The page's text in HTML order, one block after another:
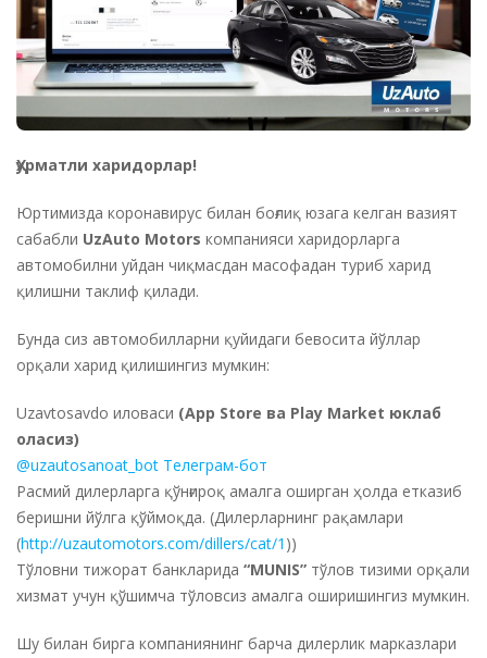
Ҳурматли харидорлар!
Юртимизда коронавирус билан боғлиқ юзага келган вазият
сабабли UzAuto Motors компанияси харидорларга
автомобилни уйдан чиқмасдан масофадан туриб харид
қилишни таклиф қилади.
Бунда сиз автомобилларни қуйидаги бевосита йўллар
орқали харид қилишингиз мумкин:
Uzavtosavdo иловаси (App Store ва Play Market юклаб
оласиз)
@uzautosanoat_bot Телеграм-бот
Расмий дилерларга қўнғироқ амалга оширган ҳолда етказиб
беришни йўлга қўймоқда. (Дилерларнинг рақамлари
(http://uzautomotors.com/dillers/cat/1 ))
Тўловни тижорат банкларида “MUNIS” тўлов тизими орқали
хизмат учун қўшимча тўловсиз амалга оширишингиз мумкин.
Шу билан бирга компаниянинг барча дилерлик марказлари